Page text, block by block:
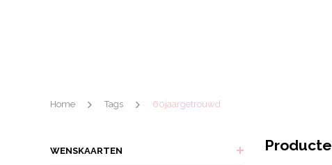
Home Tags 60jaargetrouwd
WENSKAARTEN